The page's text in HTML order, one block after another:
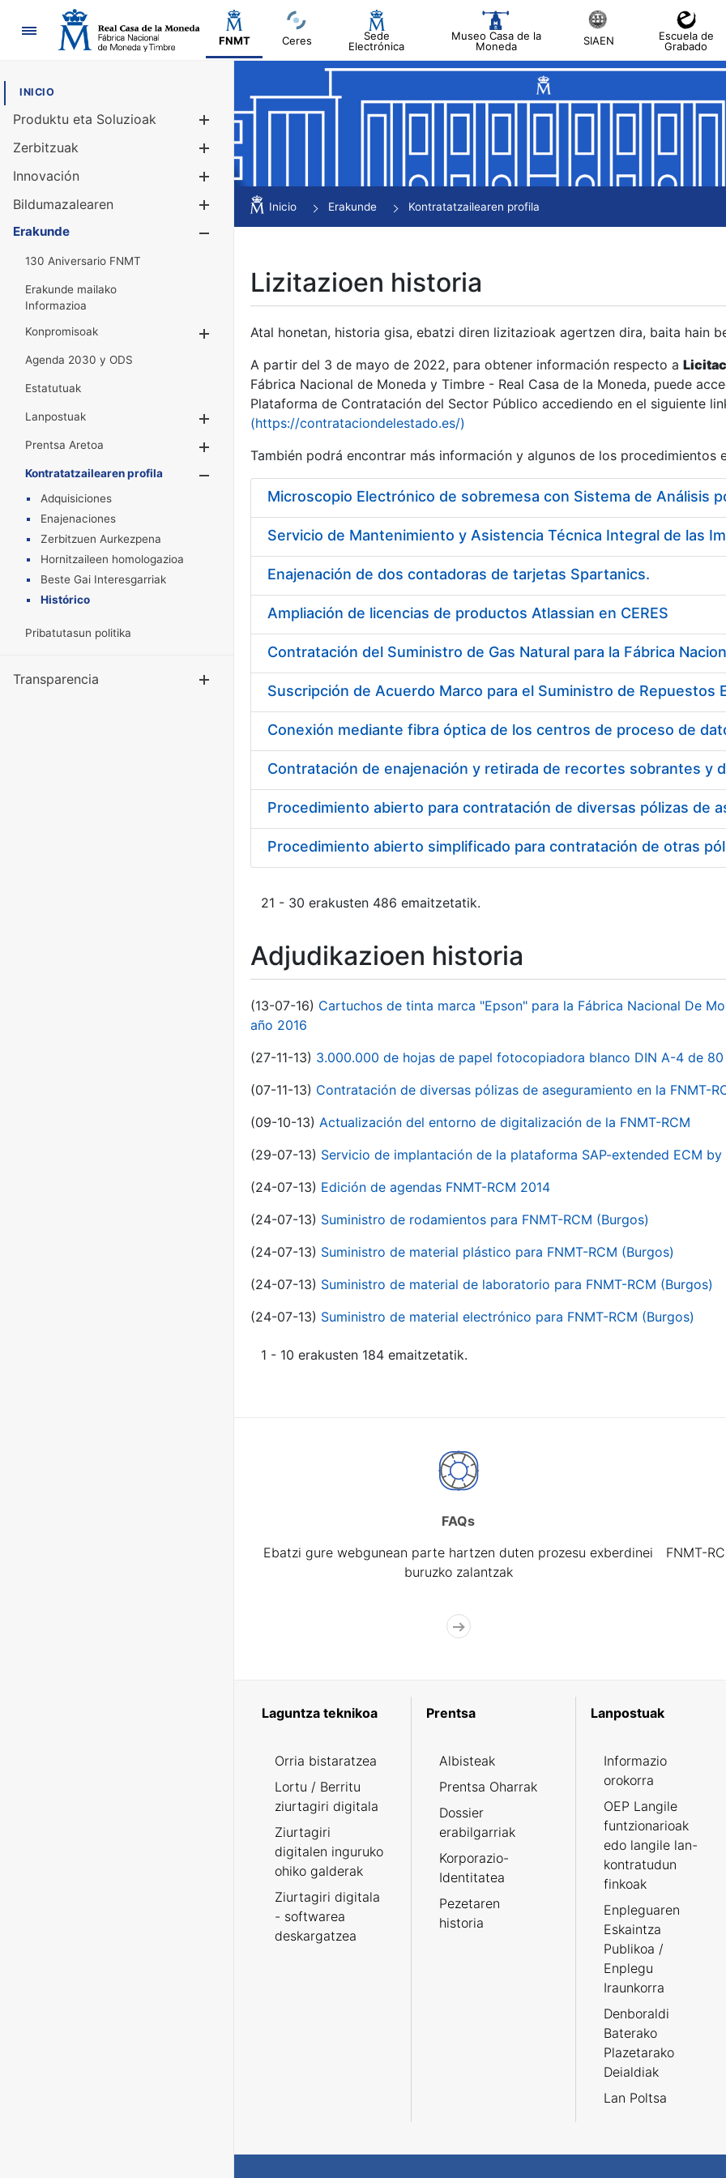
Nabigazioa
FNMT Ceres
Sede
Electrónica
Museo Casa de la
Moneda
SIAEN
Escuela de
Grabado
INICIO
Produktu eta Soluzioak
Erakutsi/Ezkutatu
Zerbitzuak
Innovación
Bildumazalearen
Erakutsi/Ezkutatu
Erakunde
130 Aniversario FNMT
Erakunde mailako
Informazioa
Konpromisoak
Erakutsi/Ezkutatu
Agenda 2030 y ODS
Estatutuak
Lanpostuak
Erakutsi/Ezkutatu
Prentsa Aretoa
Erakutsi/Ezkutatu
Kontratatzailearen profila
Erakutsi/Ezkutatu
Adquisiciones
Enajenaciones
Zerbitzuen Aurkezpena
Hornitzaileen homologazioa
Beste Gai Interesgarriak
Histórico
Pribatutasun politika
Transparencia Erakutsi/Ezkutatu
Inicio Erakunde Kontratatzailearen profila
Lizitazioen historia
Atal honetan, historia gisa, ebatzi diren lizitazioak agertzen dira, baita hain
A partir del 3 de mayo de 2022, para obtener información respecto a
Fábrica Nacional de Moneda y Timbre - Real Casa de la Moneda, puede
Plataforma de Contratación del Sector Público accediendo en el siguiente
(https://contrataciondelestado.es/)
También podrá encontrar más información y algunos de los procedimientos
Microscopio Electrónico de sobremesa con Sistema de Análisis
Enajenación de dos contadoras de tarjetas Spartanics.
Ampliación de licencias de productos Atlassian en CERES
Suscripción de Acuerdo Marco para el Suministro de Repuestos
Procedimiento abierto para contratación de diversas pólizas de
Procedimiento abierto simplificado para contratación de otras
21 - 30 erakusten 486 emaitzetatik.
Adjudikazioen historia
(13-07-16) Cartuchos de tinta marca "Epson" para la Fábrica Nacional De
año 2016
(27-11-13) 3.000.000 de hojas de papel fotocopiadora blanco DIN A-4 de 80
(07-11-13) Contratación de diversas pólizas de aseguramiento en la FNMT-
(09-10-13) Actualización del entorno de digitalización de la FNMT-RCM
(29-07-13) Servicio de implantación de la plataforma SAP-extended ECM by
(24-07-13) Edición de agendas FNMT-RCM 2014
(24-07-13) Suministro de rodamientos para FNMT-RCM (Burgos)
(24-07-13) Suministro de material plástico para FNMT-RCM (Burgos)
(24-07-13) Suministro de material de laboratorio para FNMT-RCM (Burgos)
(24-07-13) Suministro de material electrónico para FNMT-RCM (Burgos)
1 - 10 erakusten 184 emaitzetatik.
FAQs
Ebatzi gure webgunean parte hartzen duten prozesu exberdinei
buruzko zalantzak
FNMT-
Laguntza teknikoa
Orria bistaratzea
Lortu / Berritu
ziurtagiri digitala
Ziurtagiri
digitalen inguruko
ohiko galderak
Ziurtagiri digitala
- softwarea
deskargatzea
Prentsa
Albisteak
Prentsa Oharrak
Dossier
erabilgarriak
Korporazio-
Identitatea
Pezetaren
historia
Lanpostuak
Informazio
orokorra
OEP Langile
funtzionarioak
edo langile lan-
kontratudun
finkoak
Enpleguaren
Eskaintza
Publikoa /
Enplegu
Iraunkorra
Denboraldi
Baterako
Plazetarako
Deialdiak
Lan Poltsa